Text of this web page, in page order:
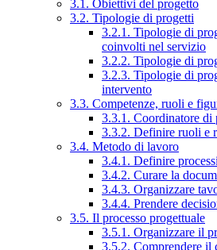
3.1. Obiettivi del progetto
3.2. Tipologie di progetti
3.2.1. Tipologie di
coinvolti nel servizio
3.2.2. Tipologie di
3.2.3. Tipologie di
intervento
3.3. Competenze, ruoli e
3.3.1. Coordinatore di
3.3.2. Definire ruoli e
3.4. Metodo di lavoro
3.4.1. Definire
3.4.2. Curare la
3.4.3. Organizzare
3.4.4. Prendere
3.5. Il processo progettuale
3.5.1. Organizzare il
3.5.2. Comprendere il